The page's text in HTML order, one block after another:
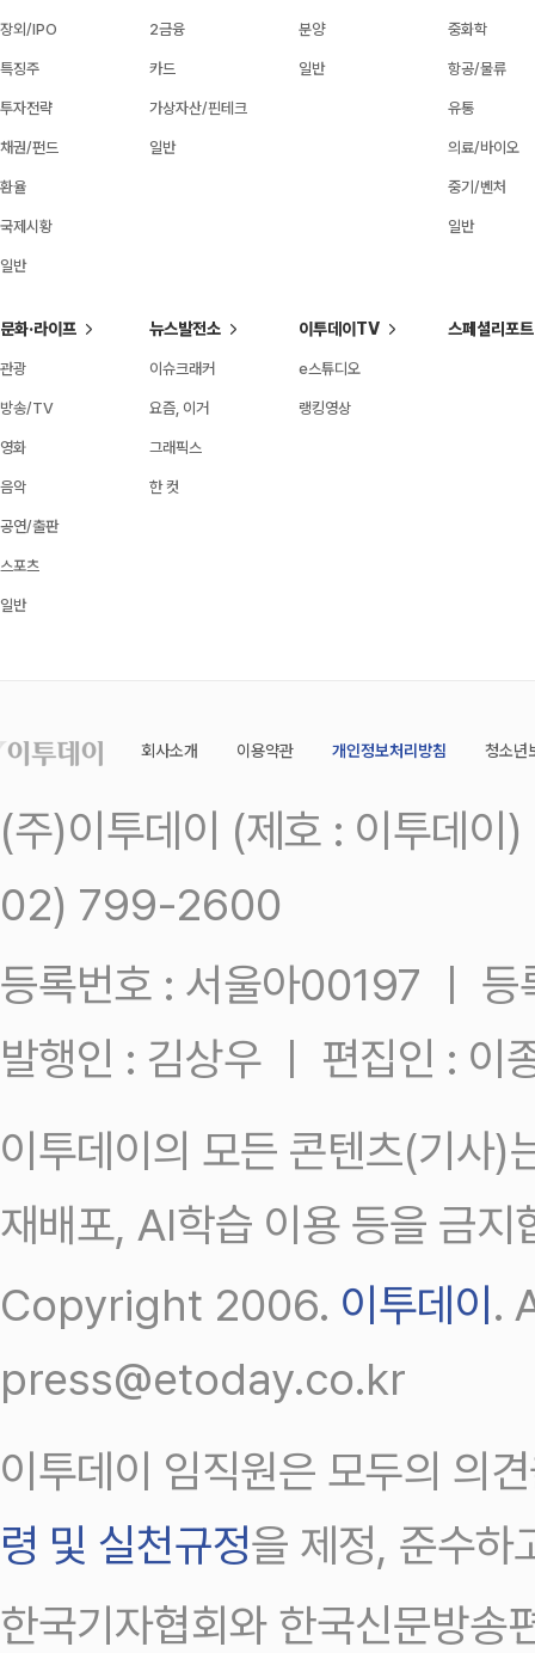
장외/IPO
특징주
투자전략
채권/펀드
환율
국제시황
일반
2금융
카드
가상자산/핀테크
일반
분양
일반
중화학
항공/물류
유통
의료/바이오
중기/벤처
일반
문화·라이프
관광
방송/TV
영화
음악
공연/출판
스포츠
일반
뉴스발전소
이슈크래커
요즘, 이거
그래픽스
한 컷
이투데이TV
e스튜디오
랭킹영상
스페셜리포트
회사소개 이용약관 개인정보처리방침 청소년
(주)이투데이 (제호 : 이투데
02) 799-2600
등록번호 : 서울아00197 ㅣ
발행인 : 김상우 ㅣ 편집인 : 이
이투데이의 모든 콘텐츠(기사)
재배포, AI학습 이용 등을 금지
Copyright 2006. 이투데이.
press@etoday.co.kr
이투데이 임직원은 모두의 의
령 및 실천규정을 제정, 준수하
한국기자협회와 한국신문방송